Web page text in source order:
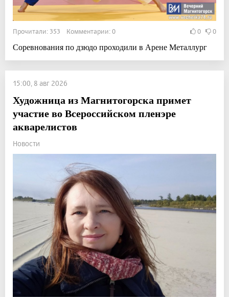
Прочитали: 353 Комментарии: 0 0 0
Соревнования по дзюдо проходили в Арене Металлург
15:00, 8 авг 2026
Художница из Магнитогорска примет
участие во Всероссийском пленэре
акварелистов
Новости